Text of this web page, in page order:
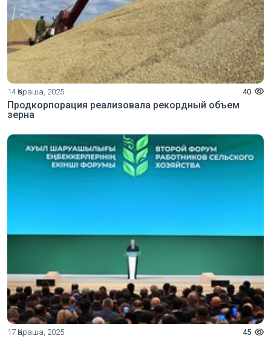
14 Қараша, 2025 40
Продкорпорация реализовала рекордный объем
зерна
17 Қараша, 2025 45